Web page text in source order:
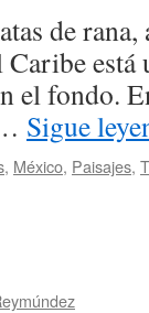
de
el fondo.
Sigue
, México, Paisajes,